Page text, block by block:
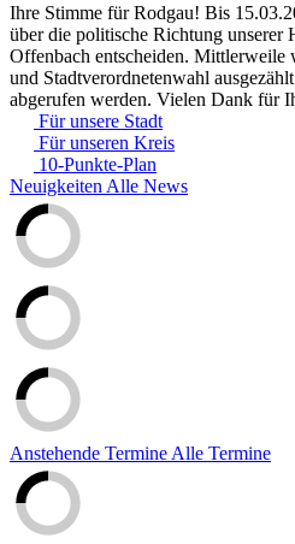
Ihre Stimme für Rodgau! Bis
über die politische Richtung unserer
Offenbach entscheiden. Mittlerweile
und Stadtverordnetenwahl
abgerufen werden. Vielen Dank für
Für unsere Stadt
Für unseren Kreis
10-Punkte-Plan
Neuigkeiten Alle News
Anstehende Termine Alle Termine